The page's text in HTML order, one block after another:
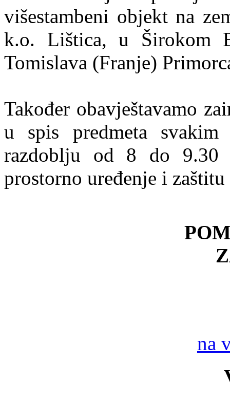
višestambeni objekt na
k.o. Lištica, u Širokom
Tomislava (Franje)
Također obavještavamo
u spis predmeta svakim
razdoblju od 8 do 9.30
prostorno uređenje i
na